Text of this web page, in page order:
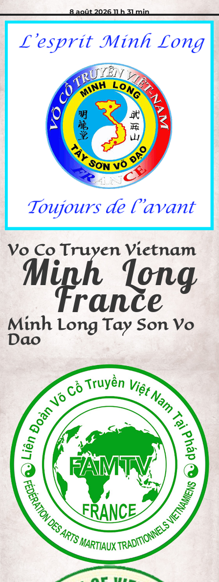
8 août 2026 11 h 31 min
Vo Co Truyen Vietnam
Minh Long
France
Minh Long Tay Son Vo
Dao